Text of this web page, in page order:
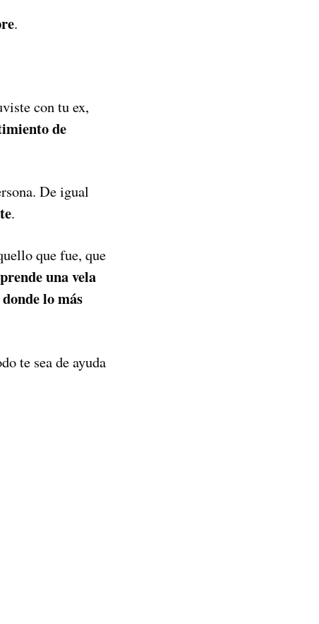
.
con tu ex,
de
De igual
.
que fue, que
prende una vela
lo más
te sea de ayuda